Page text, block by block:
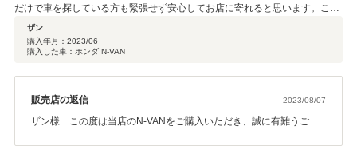
だけで車を探している方も緊張せず安心してお店に寄れると思います。この
度はご縁ありがとうございました！
ザン
購入年月： 2023/06
購入した車：ホンダ N-VAN
販売店の返信 2023/08/07
ザン様 この度は当店のN-VANをご購入いただき、誠に有難うござ